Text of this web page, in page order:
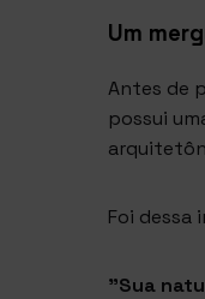
Um
Antes de
possui
Foi dessa
"Sua